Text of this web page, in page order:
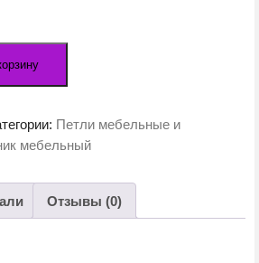
Петли мебельные и
мебельный
Отзывы (0)